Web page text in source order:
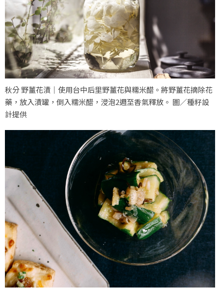
秋分 野薑花漬｜使用台中后里野薑花與糯米醋。將野薑花摘除花
藥，放入漬罐，倒入糯米醋，浸泡2週至香氣釋放。 圖／種籽設
計提供